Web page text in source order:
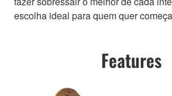
escolha ideal para quem quer
Features